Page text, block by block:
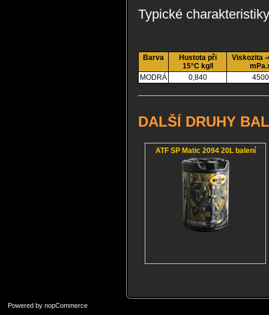
Typické charakteristiky
Barva
Hustota při
15°C kg/l
Viskozita -
MODRÁ
0,840 4500
DALŠÍ DRUHY
ATF SP Matic 2094 20L balení
Powered by nopCommerce